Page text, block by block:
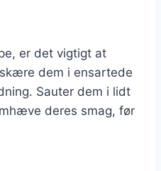
er det vigtigt at
dem i ensartede
Sauter dem i lidt
deres smag, før